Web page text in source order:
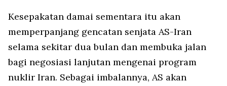
Kesepakatan damai sementara itu akan
memperpanjang gencatan senjata AS-Iran
selama sekitar dua bulan dan membuka jalan
bagi negosiasi lanjutan mengenai program
nuklir Iran. Sebagai imbalannya, AS akan